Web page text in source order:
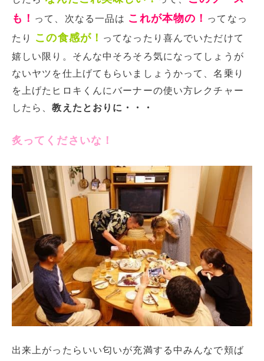
も！ って、次なる一品は これが本物の！ ってなっ
たり この食感が！ ってなったり喜んでいただけて
嬉しい限り。そんな中そろそろ気になってしょうが
ないヤツを仕上げてもらいましょうかって、名乗り
を上げたヒロキくんにバーナーの使い方レクチャー
したら、教えたとおりに・・・
炙ってくださいな！
出来上がったらいい匂いが充満する中みんなで頬ば